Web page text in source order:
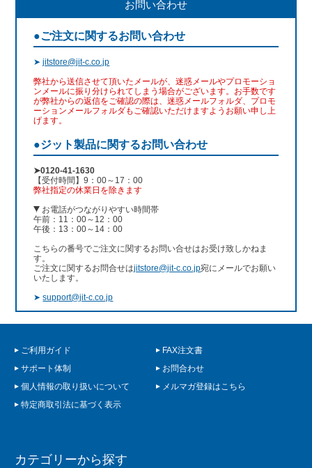
お問い合わせ
●ご注文に関するお問い合わせ
➤jitstore@jit-c.co.jp
弊社から送信させて頂いたメールが、迷惑メールやプロモーショ
ンメールに振り分けられてしまう場合がございます。お手数です
が弊社からの返信をご確認の際は、迷惑メールフォルダ、プロモ
ーションメールフォルダもご確認いただけますようお願い申し上
げます。
●ジット製品に関するお問い合わせ
➤0120-41-1630
【受付時間】9：00～17：00
弊社指定の休業日を除きます
お電話がつながりやすい時間帯
午前：11：00～12：00
午後：13：00～14：00
こちらの番号でご注文に関するお問い合せはお受け致しかねま
す。
ご注文に関するお問合せはjitstore@jit-c.co.jp宛にメールでお願い
いたします。
➤support@jit-c.co.jp
ご利用ガイド
FAX注文書
サポート体制
お問合わせ
個人情報の取り扱いについて
メルマガ登録はこちら
特定商取引法に基づく表示
カテゴリーから探す